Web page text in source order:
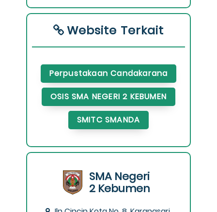
Website Terkait
Perpustakaan Candakarana
OSIS SMA NEGERI 2 KEBUMEN
SMITC SMANDA
SMA Negeri
2 Kebumen